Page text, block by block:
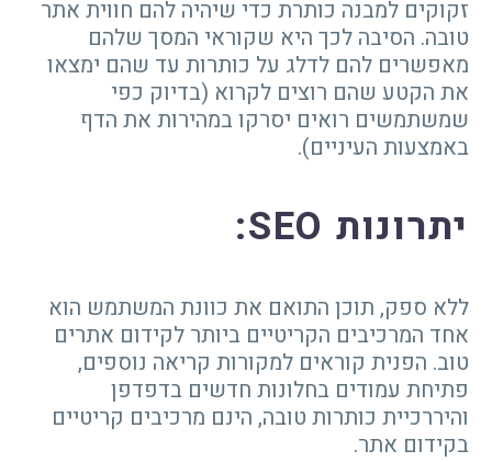
זקוקים למבנה כותרת כדי שיהיה להם חווית אתר
טובה. הסיבה לכך היא שקוראי המסך שלהם
מאפשרים להם לדלג על כותרות עד שהם ימצאו
את הקטע שהם רוצים לקרוא (בדיוק כפי
שמשתמשים רואים יסרקו במהירות את הדף
באמצעות העיניים).
יתרונות SEO
:
ללא ספק, תוכן התואם את כוונת המשתמש הוא
אחד המרכיבים הקריטיים ביותר לקידום אתרים
טוב. הפנית קוראים למקורות קריאה נוספים,
פתיחת עמודים בחלונות חדשים בדפדפן
והיררכיית כותרות טובה, הינם מרכיבים קריטיים
בקידום אתר.